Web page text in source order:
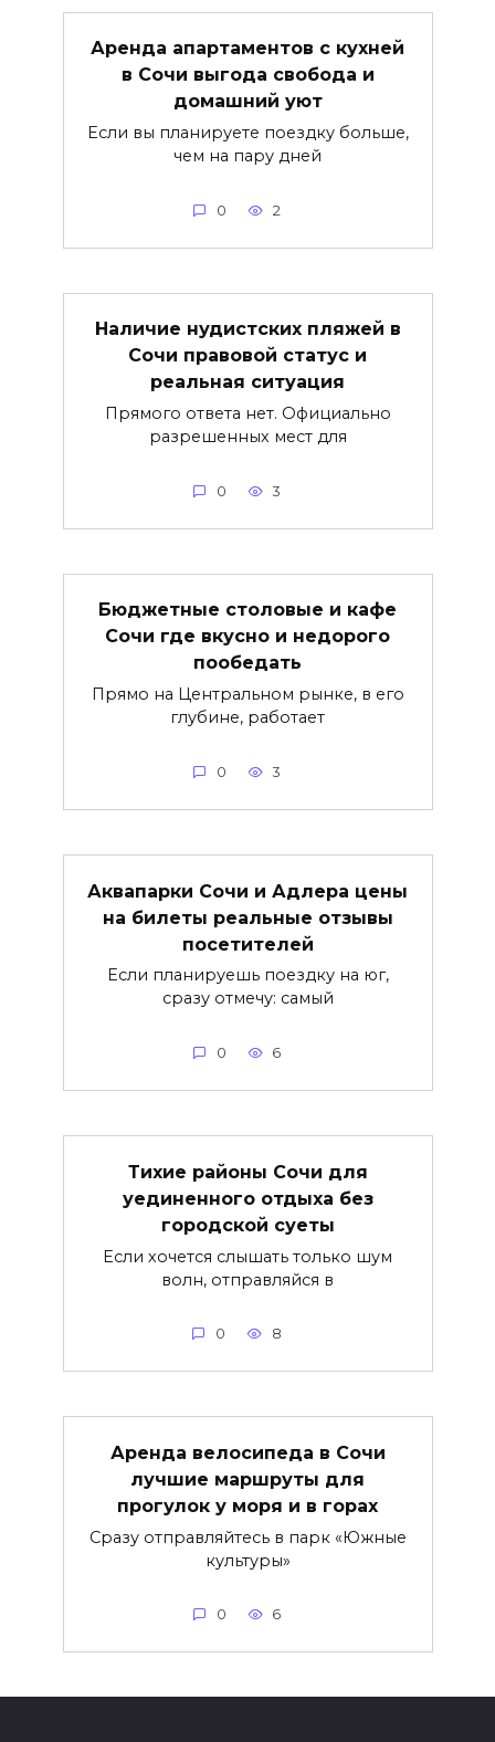
Аренда апартаментов с кухней
в Сочи выгода свобода и
домашний уют
Если вы планируете поездку больше,
чем на пару дней
0 2
Наличие нудистских пляжей в
Сочи правовой статус и
реальная ситуация
Прямого ответа нет. Официально
разрешенных мест для
0 3
Бюджетные столовые и кафе
Сочи где вкусно и недорого
пообедать
Прямо на Центральном рынке, в его
глубине, работает
0 3
Аквапарки Сочи и Адлера цены
на билеты реальные отзывы
посетителей
Если планируешь поездку на юг,
сразу отмечу: самый
0 6
Тихие районы Сочи для
уединенного отдыха без
городской суеты
Если хочется слышать только шум
волн, отправляйся в
0 8
Аренда велосипеда в Сочи
лучшие маршруты для
прогулок у моря и в горах
Сразу отправляйтесь в парк «Южные
культуры»
0 6